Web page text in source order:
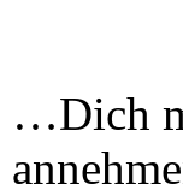
…Dich